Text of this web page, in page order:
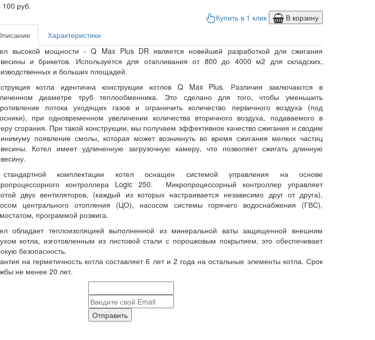
100 руб.
Купить в 1 клик
В корзину
Характеристики
высокой мощности - Q Max Plus DR является новейшей разработкой для сжигания
и брикетов. Используется для отапливания от 800 до 4000 м2 для складских,
и больших площадей.
котла идентична конструкции котлов Q Max Plus. Различия заключаются в
диаметре труб теплообменника. Это сделано для того, чтобы уменьшить
потока уходящих газов и ограничить количество первичного воздуха (под
при одновременном увеличении количества вторичного воздуха, подаваемого в
сгорания. При такой конструкции, мы получаем эффективное качество сжигания и сводим
появление смолы, которая может возникнуть во время сжигания мелких частиц
Котел имеет удлиненную загрузочную камеру, что позволяет сжигать длинную
комплектации котел оснащен системой управления на основе
контроллера Logic 250. Микропроцессорный контроллер управляет
двух вентиляторов, (каждый из которых настраивается независимо друг от друга),
центрального отопления (ЦО), насосом системы горячего водоснабжения (ГВС),
программой розжига.
обладает теплоизоляцией выполненной из минеральной ваты защищенной внешним
котла, изготовленным из листовой стали с порошковым покрытием, это обеспечивает
безопасность.
на герметичность котла составляет 6 лет и 2 года на остальные элементы котла. Срок
не менее 20 лет.
Отправить